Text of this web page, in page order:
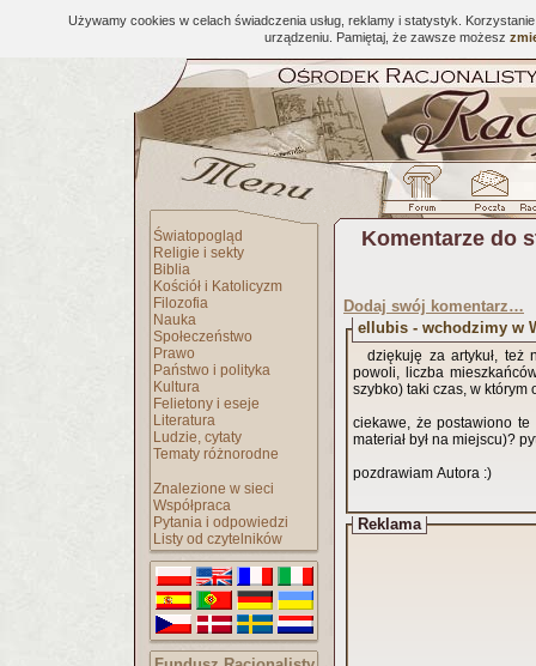
Używamy cookies w celach świadczenia usług, reklamy i statystyk.
urządzeniu. Pamiętaj, że zawsze możesz
Światopogląd
Religie i sekty
Biblia
Kościół i Katolicyzm
Filozofia
Nauka
Społeczeństwo
Prawo
Państwo i polityka
Kultura
Felietony i eseje
Literatura
Ludzie, cytaty
Tematy różnorodne
Znalezione w sieci
Współpraca
Pytania i odpowiedzi
Listy od czytelników
Komentarze do
Dodaj swój komentarz…
ellubis - wchodzimy w
dziękuję za artykuł, też
powoli, liczba
szybko) taki czas, w którym
ciekawe, że postawiono te
materiał był na miejscu)?
pozdrawiam Autora :)
Reklama